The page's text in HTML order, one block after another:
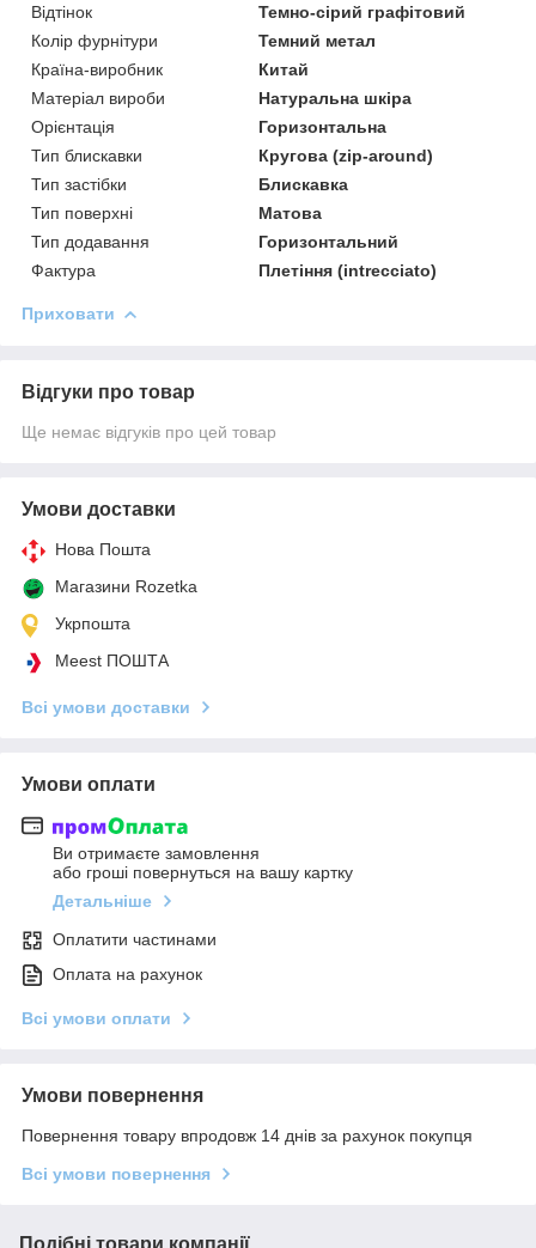
Відтінок
Темно-сірий графітовий
Колір фурнітури
Темний метал
Країна-виробник
Китай
Матеріал вироби
Натуральна шкіра
Орієнтація
Горизонтальна
Тип блискавки
Кругова (zip-around)
Тип застібки
Блискавка
Тип поверхні
Матова
Тип додавання
Горизонтальний
Фактура
Плетіння (intrecciato)
Приховати
Відгуки про товар
Ще немає відгуків про цей товар
Умови доставки
Нова Пошта
Магазини Rozetka
Укрпошта
Meest ПОШТА
Всі умови доставки
Умови оплати
Ви отримаєте замовлення
або гроші повернуться на вашу картку
Детальніше
Оплатити частинами
Оплата на рахунок
Всі умови оплати
Умови повернення
Повернення товару впродовж 14 днів за рахунок покупця
Всі умови повернення